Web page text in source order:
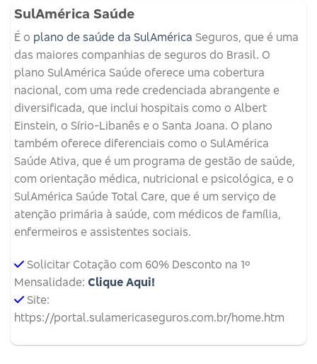
SulAmérica Saúde
É o plano de saúde da SulAmérica Seguros, que é uma
das maiores companhias de seguros do Brasil. O
plano SulAmérica Saúde oferece uma cobertura
nacional, com uma rede credenciada abrangente e
diversificada, que inclui hospitais como o Albert
Einstein, o Sírio-Libanês e o Santa Joana. O plano
também oferece diferenciais como o SulAmérica
Saúde Ativa, que é um programa de gestão de saúde,
com orientação médica, nutricional e psicológica, e o
SulAmérica Saúde Total Care, que é um serviço de
atenção primária à saúde, com médicos de família,
enfermeiros e assistentes sociais.
Solicitar Cotação com 60% Desconto na 1º
Mensalidade: Clique Aqui!
Site:
https://portal.sulamericaseguros.com.br/home.htm